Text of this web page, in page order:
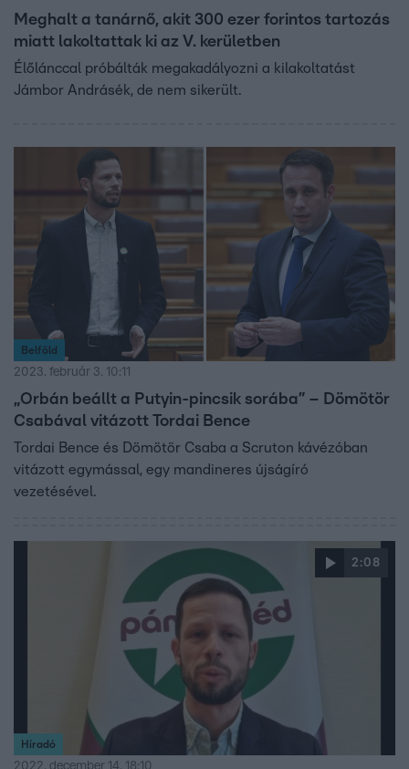
Meghalt a tanárnő, akit 300 ezer forintos tartozás
miatt lakoltattak ki az V. kerületben
Élőlánccal próbálták megakadályozni a kilakoltatást
Jámbor Andrásék, de nem sikerült.
Belföld
2023. február 3. 10:11
„Orbán beállt a Putyin-pincsik sorába” – Dömötör
Csabával vitázott Tordai Bence
Tordai Bence és Dömötör Csaba a Scruton kávézóban
vitázott egymással, egy mandineres újságíró
vezetésével.
2:08
Híradó
2022. december 14. 18:10